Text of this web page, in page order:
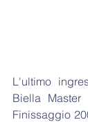
L'ultimo
Biella
Finissaggio